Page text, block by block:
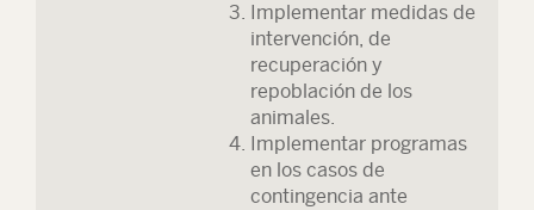
Implementar medidas de
intervención, de
recuperación y
repoblación de los
animales.
Implementar programas
en los casos de
contingencia ante